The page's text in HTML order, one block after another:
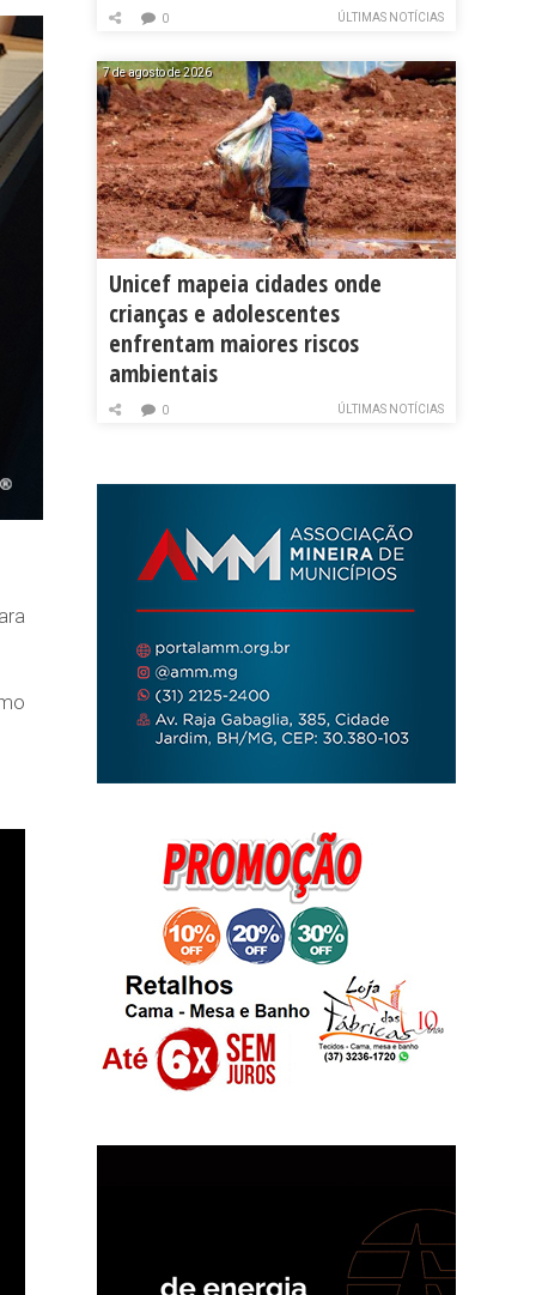
ÚLTIMAS NOTÍCIAS
0
7 de agosto de 2026
Unicef mapeia cidades onde
crianças e adolescentes
enfrentam maiores riscos
ambientais
ÚLTIMAS NOTÍCIAS
0